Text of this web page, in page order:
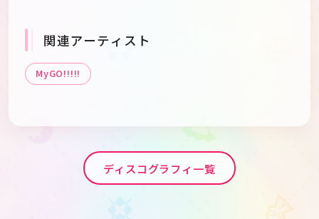
関連アーティスト
MyGO!!!!!
ディスコグラフィ一覧